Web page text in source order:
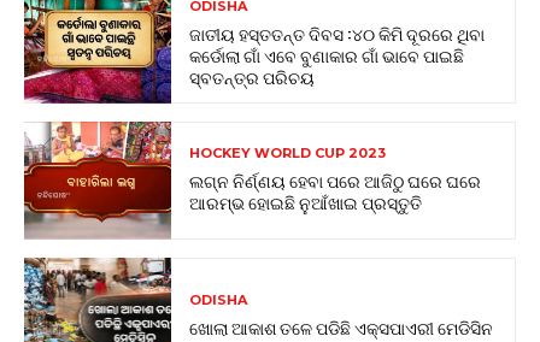
ODISHA
ଜାତୀୟ ହସ୍ତତନ୍ତ ଦିବସ :୪୦ କିମି ଦୂରରେ ଥିବା
କର୍ଡୋଲା ଗାଁ ଏବେ ବୁଣାକାର ଗାଁ ଭାବେ ପାଇଛି
ସ୍ବତନ୍ତ୍ର ପରିଚୟ
HOCKEY WORLD CUP 2023
ଲଗ୍ନ ନିର୍ଣ୍ଣୟ ହେବା ପରେ ଆଜିଠୁ ଘରେ ଘରେ
ଆରମ୍ଭ ହୋଇଛି ନୁଆଁଖାଇ ପ୍ରସ୍ତୁତି
ODISHA
ଖୋଲା ଆକାଶ ତଳେ ପଡିଛି ଏକ୍ସପାଏରୀ ମେଡିସିନ